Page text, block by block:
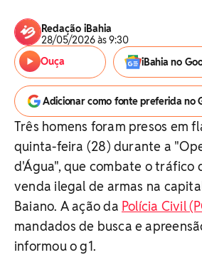
Redação iBahia
28/05/2026 às 9:30
Ouça
iBahia no
Adicionar como fonte preferida no
Três homens foram presos em
quinta-feira (28) durante a
d'Água", que combate o tráfico
venda ilegal de armas na
Baiano. A ação da Polícia Civil
mandados de busca e
informou o g1.